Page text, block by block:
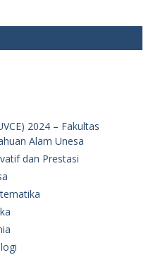
2024 – Fakultas
Alam Unesa
dan Prestasi